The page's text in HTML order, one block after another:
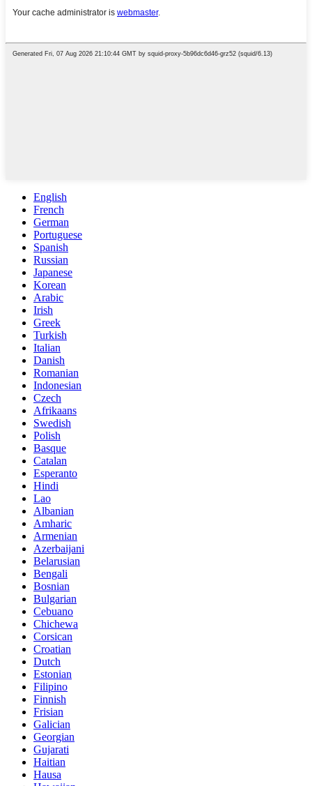
English
French
German
Portuguese
Spanish
Russian
Japanese
Korean
Arabic
Irish
Greek
Turkish
Italian
Danish
Romanian
Indonesian
Czech
Afrikaans
Swedish
Polish
Basque
Catalan
Esperanto
Hindi
Lao
Albanian
Amharic
Armenian
Azerbaijani
Belarusian
Bengali
Bosnian
Bulgarian
Cebuano
Chichewa
Corsican
Croatian
Dutch
Estonian
Filipino
Finnish
Frisian
Galician
Georgian
Gujarati
Haitian
Hausa